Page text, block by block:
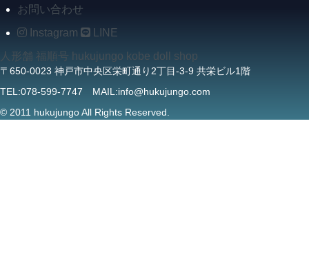
お問い合わせ
Instagram
LINE
人形舗 福順号 hukujungo kobe doll shop
〒650-0023 神戸市中央区栄町通り2丁目-3-9 共栄ビル1階
TEL:078-599-7747 MAIL:info@hukujungo.com
© 2011 hukujungo All Rights Reserved.